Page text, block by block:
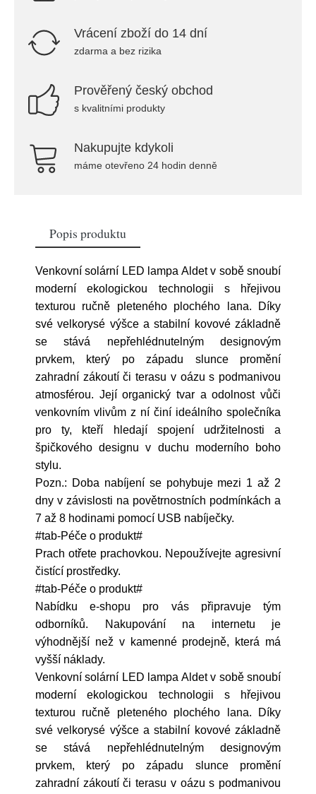
Vrácení zboží do 14 dní
zdarma a bez rizika
Prověřený český obchod
s kvalitními produkty
Nakupujte kdykoli
máme otevřeno 24 hodin denně
Popis produktu
Venkovní solární LED lampa Aldet v sobě snoubí
moderní ekologickou technologii s hřejivou
texturou ručně pleteného plochého lana. Díky
své velkorysé výšce a stabilní kovové základně
se stává nepřehlédnutelným designovým
prvkem, který po západu slunce promění
zahradní zákoutí či terasu v oázu s podmanivou
atmosférou. Její organický tvar a odolnost vůči
venkovním vlivům z ní činí ideálního společníka
pro ty, kteří hledají spojení udržitelnosti a
špičkového designu v duchu moderního boho
stylu.
Pozn.: Doba nabíjení se pohybuje mezi 1 až 2
dny v závislosti na povětrnostních podmínkách a
7 až 8 hodinami pomocí USB nabíječky.
#tab-Péče o produkt#
Prach otřete prachovkou. Nepoužívejte agresivní
čistící prostředky.
#tab-Péče o produkt#
Nabídku e-shopu pro vás připravuje tým
odborníků. Nakupování na internetu je
výhodnější než v kamenné prodejně, která má
vyšší náklady.
Venkovní solární LED lampa Aldet v sobě snoubí
moderní ekologickou technologii s hřejivou
texturou ručně pleteného plochého lana. Díky
své velkorysé výšce a stabilní kovové základně
se stává nepřehlédnutelným designovým
prvkem, který po západu slunce promění
zahradní zákoutí či terasu v oázu s podmanivou